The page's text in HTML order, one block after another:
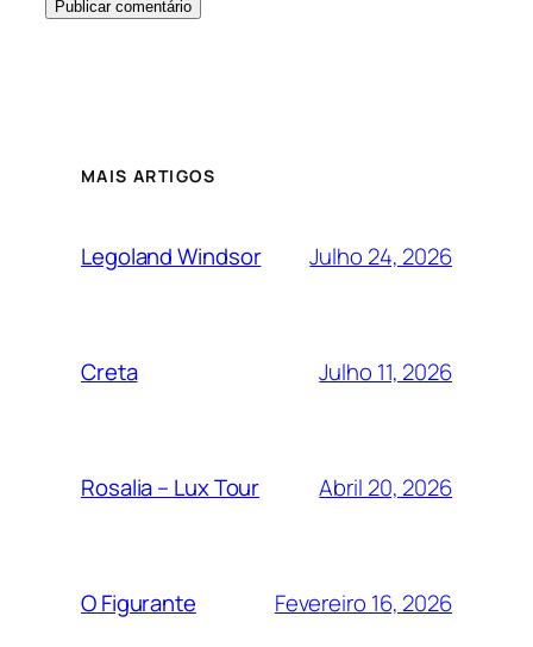
MAIS ARTIGOS
Legoland Windsor Julho 24, 2026
Creta Julho 11, 2026
Rosalia – Lux Tour Abril 20, 2026
O Figurante Fevereiro 16, 2026